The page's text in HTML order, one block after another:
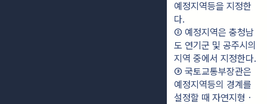
예정지역등을 지정한
다.
② 예정지역은 충청남
도 연기군 및 공주시의
지역 중에서 지정한다.
③ 국토교통부장관은
예정지역등의 경계를
설정할 때 자연지형ㆍ